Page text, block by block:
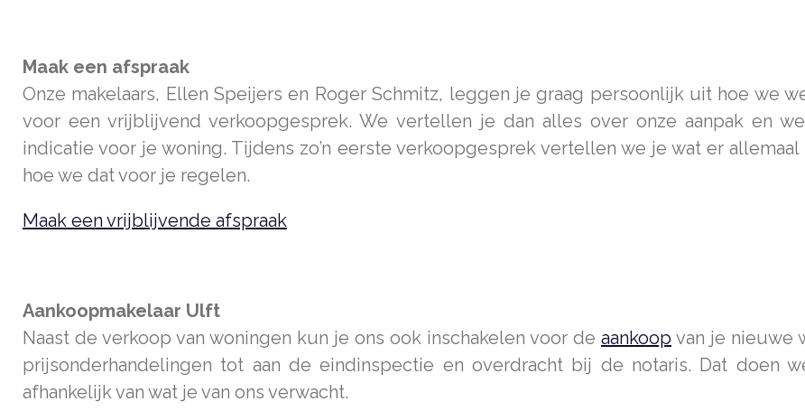
Maak een afspraak
Onze makelaars, Ellen Speijers en Roger Schmitz, leggen je graag persoonlijk uit hoe we
voor een vrijblijvend verkoopgesprek. We vertellen je dan alles over onze aanpak en
indicatie voor je woning. Tijdens zo’n eerste verkoopgesprek vertellen we je wat er
hoe we dat voor je regelen.
Maak een vrijblijvende afspraak
Aankoopmakelaar Ulft
Naast de verkoop van woningen kun je ons ook inschakelen voor de aankoop van je nieuwe
prijsonderhandelingen tot aan de eindinspectie en overdracht bij de notaris. Dat doen
afhankelijk van wat je van ons verwacht.